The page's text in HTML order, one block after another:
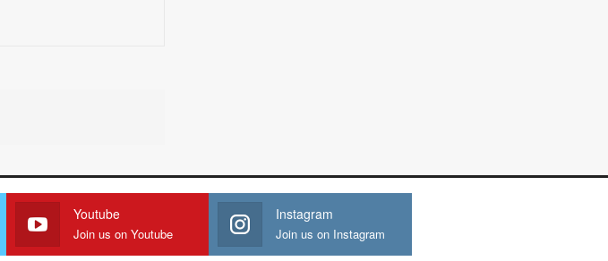
Youtube
Join us on Youtube
Instagram
Join us on Instagram